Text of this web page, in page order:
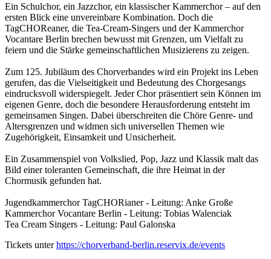
Ein Schulchor, ein Jazzchor, ein klassischer Kammerchor – auf den
ersten Blick eine unvereinbare Kombination. Doch die
TagCHOReaner, die Tea-Cream-Singers und der Kammerchor
Vocantare Berlin brechen bewusst mit Grenzen, um Vielfalt zu
feiern und die Stärke gemeinschaftlichen Musizierens zu zeigen.
Zum 125. Jubiläum des Chorverbandes wird ein Projekt ins Leben
gerufen, das die Vielseitigkeit und Bedeutung des Chorgesangs
eindrucksvoll widerspiegelt. Jeder Chor präsentiert sein Können im
eigenen Genre, doch die besondere Herausforderung entsteht im
gemeinsamen Singen. Dabei überschreiten die Chöre Genre- und
Altersgrenzen und widmen sich universellen Themen wie
Zugehörigkeit, Einsamkeit und Unsicherheit.
Ein Zusammenspiel von Volkslied, Pop, Jazz und Klassik malt das
Bild einer toleranten Gemeinschaft, die ihre Heimat in der
Chormusik gefunden hat.
Jugendkammerchor TagCHORianer - Leitung: Anke Große
Kammerchor Vocantare Berlin - Leitung: Tobias Walenciak
Tea Cream Singers - Leitung: Paul Galonska
Tickets unterhttps://chorverband-berlin.reservix.de/events